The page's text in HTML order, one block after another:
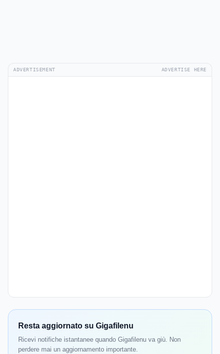
ADVERTISEMENT ADVERTISE HERE
Resta aggiornato su Gigafilenu
Ricevi notifiche istantanee quando Gigafilenu va giù. Non
perdere mai un aggiornamento importante.